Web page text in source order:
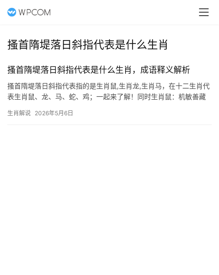
搔首隋堤落日斜指代表是什么生肖
搔首隋堤落日斜指代表是什么生肖，成语释义解析
搔首隋堤落日斜指代表指的是生肖鼠,生肖龙,生肖马，在十二生肖代
表生肖鼠、龙、马、蛇、鸡；一起来了解！同时生肖鼠：机敏善藏
“搔首隋堤落日斜”的意境，而诗中隐指的正是生肖鼠，鼠为十二生肖
生肖解说 2026年5月6日